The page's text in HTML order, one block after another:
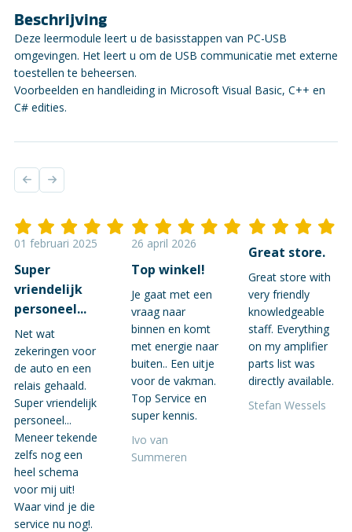
Beschrijving
Deze leermodule leert u de basisstappen van PC-USB
omgevingen. Het leert u om de USB communicatie met externe
toestellen te beheersen.
Voorbeelden en handleiding in Microsoft Visual Basic, C++ en
C# edities.
01 februari 2025
Super
vriendelijk
personeel...
Net wat
zekeringen voor
de auto en een
relais gehaald.
Super vriendelijk
personeel...
Meneer tekende
zelfs nog een
heel schema
voor mij uit!
Waar vind je die
service nu nog!.
26 april 2026
Top winkel!
Je gaat met een
vraag naar
binnen en komt
met energie naar
buiten.. Een uitje
voor de vakman.
Top Service en
super kennis.
Ivo van
Summeren
Great store.
Great store with
very friendly
knowledgeable
staff. Everything
on my amplifier
parts list was
directly available.
Stefan Wessels